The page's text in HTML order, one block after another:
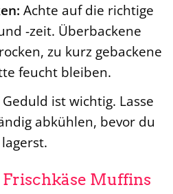
Achte auf die richtige
-zeit. Überbackene
zu kurz gebackene
feucht bleiben.
Geduld ist wichtig. Lasse
abkühlen, bevor du
Muffins